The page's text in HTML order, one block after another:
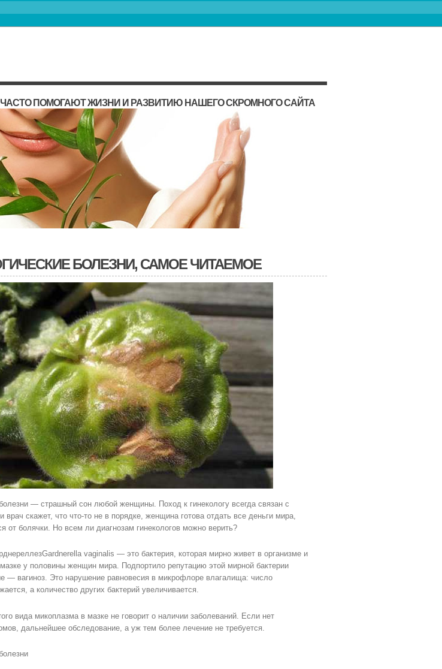
ПОМОГАЮТ ЖИЗНИ И РАЗВИТИЮ НАШЕГО СКРОМНОГО САЙТА
БОЛЕЗНИ, САМОЕ ЧИТАЕМОЕ
болезни — страшный сон любой женщины. Поход к гинекологу всегда связан с
врач скажет, что что-то не в порядке, женщина готова отдать все деньги мира,
от болячки. Но всем ли диагнозам гинекологов можно верить?
vaginalis — это бактерия, которая мирно живет в организме и
у половины женщин мира. Подпортило репутацию этой мирной бактерии
— вагиноз. Это нарушение равновесия в микрофлоре влагалища: число
а количество других бактерий увеличивается.
вида микоплазма в мазке не говорит о наличии заболеваний. Если нет
дальнейшее обследование, а уж тем более лечение не требуется.